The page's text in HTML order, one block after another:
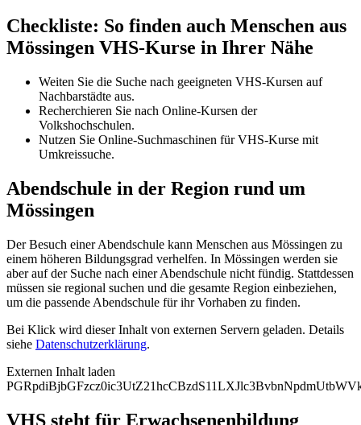
Checkliste: So finden auch Menschen aus
Mössingen VHS-Kurse in Ihrer Nähe
Weiten Sie die Suche nach geeigneten VHS-Kursen auf
Nachbarstädte aus.
Recherchieren Sie nach Online-Kursen der
Volkshochschulen.
Nutzen Sie Online-Suchmaschinen für VHS-Kurse mit
Umkreissuche.
Abendschule in der Region rund um
Mössingen
Der Besuch einer Abendschule kann Menschen aus Mössingen zu
einem höheren Bildungsgrad verhelfen. In Mössingen werden sie
aber auf der Suche nach einer Abendschule nicht fündig. Stattdessen
müssen sie regional suchen und die gesamte Region einbeziehen,
um die passende Abendschule für ihr Vorhaben zu finden.
Bei Klick wird dieser Inhalt von externen Servern geladen. Details
siehe Datenschutzerklärung.
Externen Inhalt laden
VHS steht für Erwachsenenbildung